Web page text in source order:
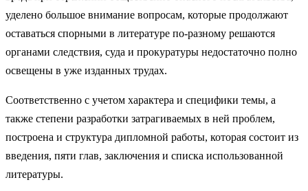
уделено большое внимание вопросам, которые продолжают
оставаться спорными в литературе по-разному решаются
органами следствия, суда и прокуратуры недостаточно полно
освещены в уже изданных трудах.
Соответственно с учетом характера и специфики темы, а
также степени разработки затрагиваемых в ней проблем,
построена и структура дипломной работы, которая состоит из
введения, пяти глав, заключения и списка использованной
литературы.